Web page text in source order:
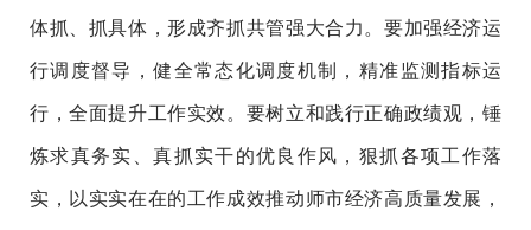
体抓、抓具体，形成齐抓共管强大合力。要加强经济运
行调度督导，健全常态化调度机制，精准监测指标运
行，全面提升工作实效。要树立和践行正确政绩观，锤
炼求真务实、真抓实干的优良作风，狠抓各项工作落
实，以实实在在的工作成效推动师市经济高质量发展，